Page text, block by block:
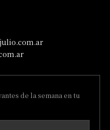
de la semana en tu